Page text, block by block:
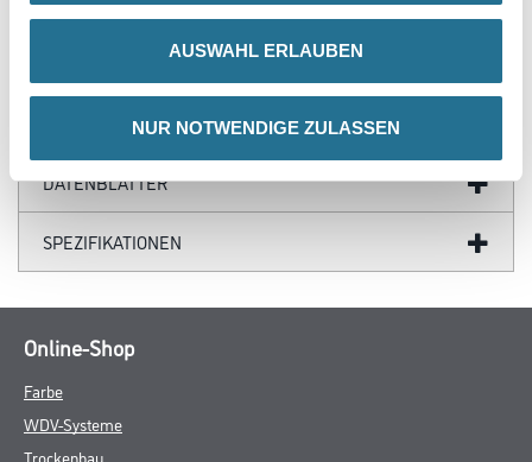
AUSWAHL ERLAUBEN
NUR NOTWENDIGE ZULASSEN
GEFAHRENHINWEISE
DATENBLÄTTER
SPEZIFIKATIONEN
Online-Shop
Farbe
WDV-Systeme
Trockenbau